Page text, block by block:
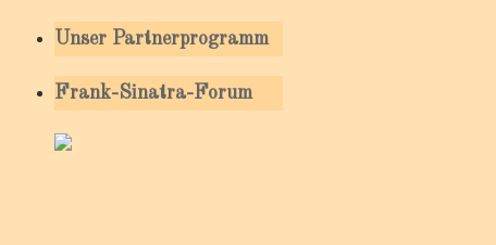
Unser Partnerprogramm
Frank-Sinatra-Forum